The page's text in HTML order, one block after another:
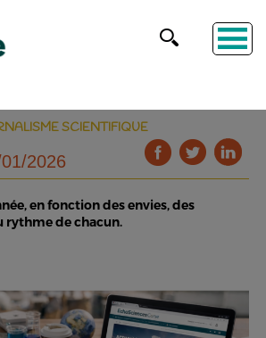
SCIENTIFIQUE
2026
en fonction des envies, des
de chacun.